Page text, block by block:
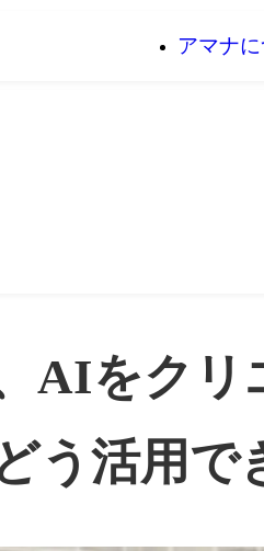
アマナ
AIをク
う活用